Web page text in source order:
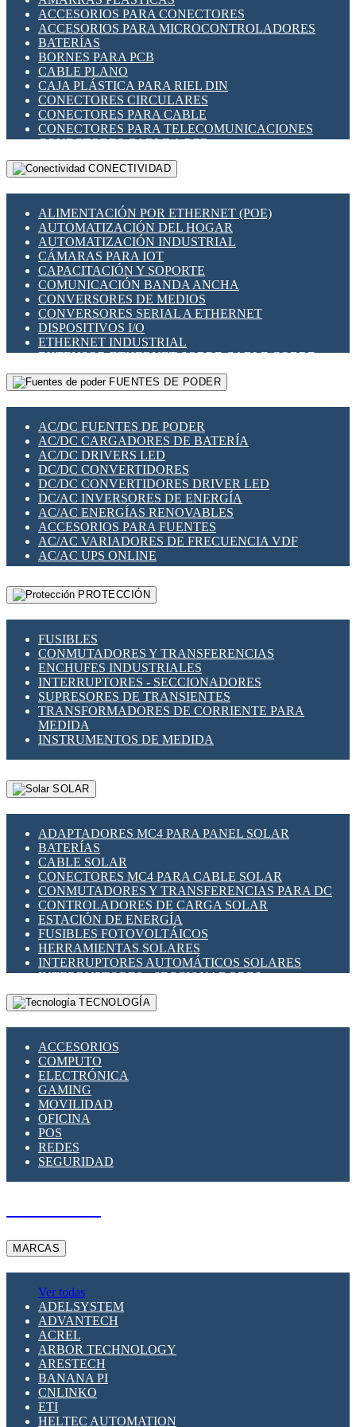
INDICADORES PARA PANEL
INTERFACES DE RELÉ
INTERRUPTORES FIN DE CARRERA
LLAVES CONMUTADORAS
MEDIDORES DE ENERGÍA Y TC'S DE CORRIENTE
MOTORES PASO A PASO
PANTALLAS HMI
PLC -CONTROLADORES LÓGICO PROGRAMABLES
PROGRAMADORES DE HORARIO
RELÉS DE PROTECCIÓN
SENSORES CAPACITIVOS
SENSORES INDUCTIVOS
TEMPORIZADORES
VARIACS
VARIADORES DE FRECUENCIA [VDF]
SECCIONADORES - INTERRUPTORES
MAQUINARIA
ACCESORIOS PARA CONECTORES
ACCESORIOS PARA MICROCONTROLADORES
BATERÍAS
BORNES PARA PCB
CABLE PLANO
CAJA PLÁSTICA PARA RIEL DIN
CONECTORES CIRCULARES
CONECTORES PARA CABLE
CONECTORES PARA TELECOMUNICACIONES
CONECTORES CABLE A PCB
CONECTORES PCB A CABLE
DIP SWITCHES
HERRAMIENTAS VARIAS
ILUMINACIÓN LED
INTERRUPTORES REED
INTERFACES DE RELÉ
OTROS RELÉS
PROTECCIÓN TÉRMICA
RELÉS AUTOMOTRICES
RELÉS DE SEÑAL
RELÉS DE ESTADO SÓLIDO SSR
RELÉS INDUSTRIALES
RELÉS MINIATURA DE POTENCIA
SENSORES MAGNÉTICOS
SWITCH Y MICROSWITCH
TARJETAS PI
UNIÓN Y DERIVACIÓN DE CABLE
CONECTIVIDAD
ALIMENTACIÓN POR ETHERNET (POE)
AUTOMATIZACIÓN DEL HOGAR
AUTOMATIZACIÓN INDUSTRIAL
CÁMARAS PARA IOT
CAPACITACIÓN Y SOPORTE
COMUNICACIÓN BANDA ANCHA
CONVERSORES DE MEDIOS
CONVERSORES SERIAL A ETHERNET
DISPOSITIVOS I/O
ETHERNET INDUSTRIAL
EXTENSOR ETHERNET SOBRE CABLE COBRE
GATEWAY LORAWAN
GESTIÓN DE REDES
PLACAS MODULARES IOT
SWITCHES Y REDES WIFI
SOLUCIONES IOT
SOLUCIONES LORAWAN
SOLUCIONES RED CELULAR
SEGURIDAD PARA REDES
SWITCHES LAN
TELEFONÍA IP (VOIP)
VIGILANCIA IP (CCTV)
MESHTASTIC
FUENTES DE PODER
AC/DC FUENTES DE PODER
AC/DC CARGADORES DE BATERÍA
AC/DC DRIVERS LED
DC/DC CONVERTIDORES
DC/DC CONVERTIDORES DRIVER LED
DC/AC INVERSORES DE ENERGÍA
AC/AC ENERGÍAS RENOVABLES
ACCESORIOS PARA FUENTES
AC/AC VARIADORES DE FRECUENCIA VDF
AC/AC UPS ONLINE
PROTECCIÓN
FUSIBLES
CONMUTADORES Y TRANSFERENCIAS
ENCHUFES INDUSTRIALES
INTERRUPTORES - SECCIONADORES
SUPRESORES DE TRANSIENTES
TRANSFORMADORES DE CORRIENTE PARA
MEDIDA
INSTRUMENTOS DE MEDIDA
SOLAR
ADAPTADORES MC4 PARA PANEL SOLAR
BATERÍAS
CABLE SOLAR
CONECTORES MC4 PARA CABLE SOLAR
CONMUTADORES Y TRANSFERENCIAS PARA DC
CONTROLADORES DE CARGA SOLAR
ESTACIÓN DE ENERGÍA
FUSIBLES FOTOVOLTÁICOS
HERRAMIENTAS SOLARES
INTERRUPTORES AUTOMÁTICOS SOLARES
INTERRUPTORES - SECCIONADORES
FOTOVOLTÁICOS
MONTAJE PANEL SOLAR
SUPRESOR DE TRANSIENTES SPDS PARA
APLICACIONES FOTOVOLTAICAS
TECNOLOGÍA
ACCESORIOS
COMPUTO
ELECTRÓNICA
GAMING
MOVILIDAD
OFICINA
POS
REDES
SEGURIDAD
MARCAS
Ver todas
ADELSYSTEM
ADVANTECH
ACREL
ARBOR TECHNOLOGY
ARESTECH
BANANA PI
CNLINKO
ETI
HELTEC AUTOMATION